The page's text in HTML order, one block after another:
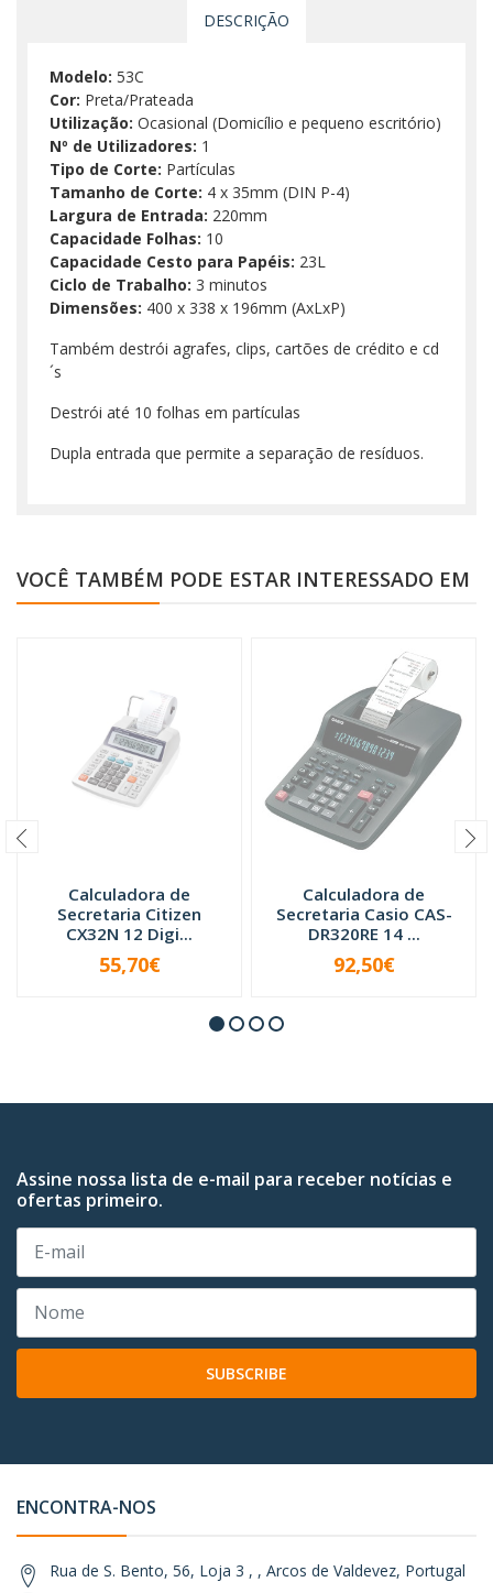
DESCRIÇÃO
Modelo: 53C
Cor: Preta/Prateada
Utilização: Ocasional (Domicílio e pequeno escritório)
Nº de Utilizadores: 1
Tipo de Corte: Partículas
Tamanho de Corte: 4 x 35mm (DIN P-4)
Largura de Entrada: 220mm
Capacidade Folhas: 10
Capacidade Cesto para Papéis: 23L
Ciclo de Trabalho: 3 minutos
Dimensões: 400 x 338 x 196mm (AxLxP)
Também destrói agrafes, clips, cartões de crédito e cd
´s
Destrói até 10 folhas em partículas
Dupla entrada que permite a separação de resíduos.
VOCÊ TAMBÉM PODE ESTAR INTERESSADO EM
Calculadora de
Secretaria Citizen
CX32N 12 Digi...
INDISPONÍVEL
55,70€
Calculadora de
Secretaria Casio CAS-
DR320RE 14 ...
INDISPONÍVEL
92,50€
Assine nossa lista de e-mail para receber notícias e
ofertas primeiro.
SUBSCRIBE
ENCONTRA-NOS
Rua de S. Bento, 56, Loja 3 , , Arcos de Valdevez, Portugal